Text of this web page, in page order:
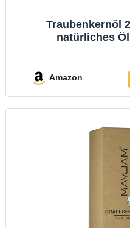
Traubenkernöl
natürliches Öl
Amazon